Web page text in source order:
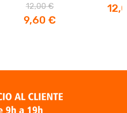
Precio
normal
12,00 €
9,60 €